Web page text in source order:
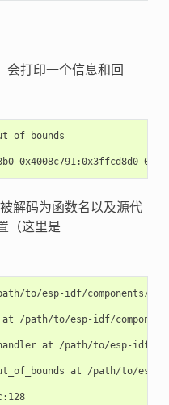
会打印一个信息和回
解码为函数名以及源代
（这里是
to/esp-idf/components/
at /path/to/esp-idf/
at /path/to/esp-idf/
at /path/to/esp-